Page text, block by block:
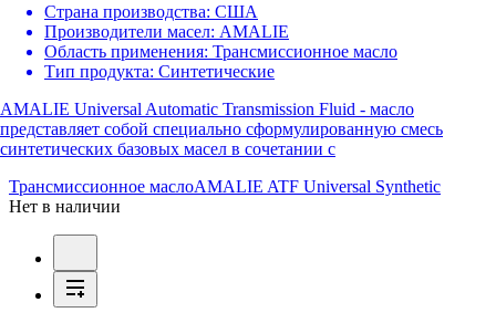
Страна производства: США
Производители масел: AMALIE
Область применения: Трансмиссионное масло
Тип продукта: Синтетические
AMALIE Universal Automatic Transmission Fluid - масло
представляет собой специально сформулированную смесь
синтетических базовых масел в сочетании с
Трансмиссионное маслоAMALIE ATF Universal Synthetic
Нет в наличии